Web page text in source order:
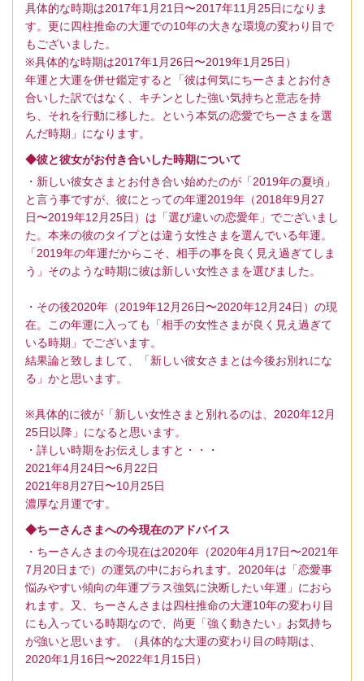
具体的な時期は2017年1月21日〜2017年11月25日になりま
す。更に四柱推命の大運での10年の大きな環境の変わり目で
もございました。
※具体的な時期は2017年1月26日〜2019年1月25日）
年運と大運を併せ鑑定すると「彼は何気にちーさまとお付き
合いした訳ではなく、キチンとした強い気持ちと意志を持
ち、それを行動に移した。という本気の恋愛でちーさまを選
んだ時期」になります。
◆彼と彼女がお付き合いした時期について
・新しい彼女さまとお付き合い始めたのが「2019年の夏頃」
と言う事ですが、彼にとっての年運2019年（2018年9月27
日〜2019年12月25日）は「選び違いの恋愛年」でございまし
た。本来の彼のタイプとは違う女性さまを選んでいる年運。
「2019年の年運だからこそ、相手の事を良く見え過ぎてしま
う」そのような時期に彼は新しい女性さまを選びました。
・その後2020年（2019年12月26日〜2020年12月24日）の現
在。この年運に入っても「相手の女性さまが良く見え過ぎて
いる時期」でございます。
結果論と致しまして、「新しい彼女さまとは今後お別れにな
る」かと思います。
※具体的に彼が「新しい女性さまと別れるのは、2020年12月
25日以降」になると思います。
・詳しい時期をお伝えしますと・・・
2021年4月24日〜6月22日
2021年8月27日〜10月25日
濃厚な月運です。
◆ちーさんさまへの今現在のアドバイス
・ちーさんさまの今現在は2020年（2020年4月17日〜2021年
7月20日まで）の運気の中におられます。2020年は「恋愛事
悩みやすい傾向の年運プラス強気に決断したい年運」におら
れます。又、ちーさんさまは四柱推命の大運10年の変わり目
にも入っている時期なので、尚更「強く動きたい」お気持ち
が強いと思います。（具体的な大運の変わり目の時期は、
2020年1月16日〜2022年1月15日）